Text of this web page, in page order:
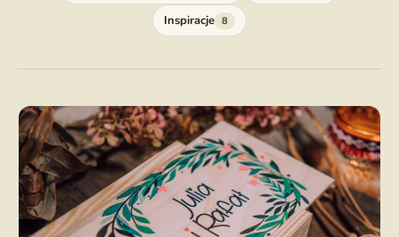
Inspiracje 8